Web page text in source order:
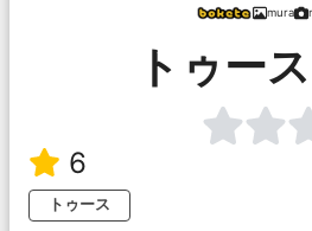
mura
トゥー
6
トゥース